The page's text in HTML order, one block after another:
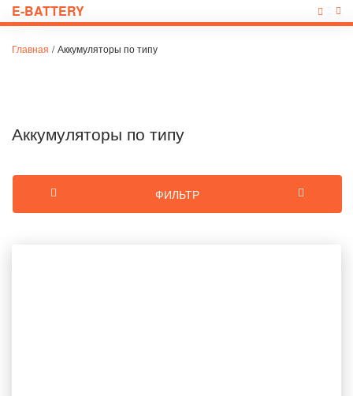
E-BATTERY
Главная / Аккумуляторы по типу
Аккумуляторы по типу
ФИЛЬТР